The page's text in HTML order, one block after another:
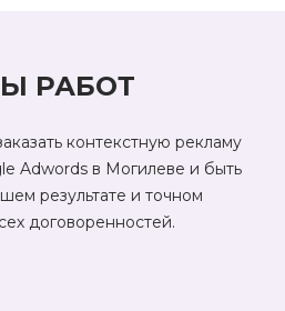
РАБОТ
контекстную рекламу
Adwords в Могилеве и быть
результате и точном
договоренностей.